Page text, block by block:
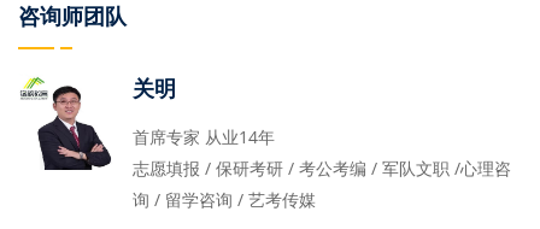
咨询师团队
关明
首席专家 从业14年
志愿填报 / 保研考研 / 考公考编 / 军队文职 /心理咨
询 / 留学咨询 / 艺考传媒